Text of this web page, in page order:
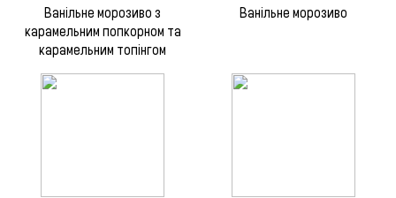
Ванільне морозиво з
карамельним попкорном та
карамельним топінгом
Ванільне морозиво